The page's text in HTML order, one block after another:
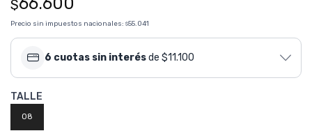
$
Precio sin impuestos nacionales: $55.041
6 cuotas sin interésde $11.100
TALLE
08